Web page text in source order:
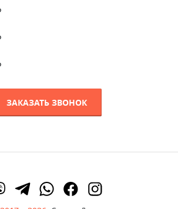
ЗАКАЗАТЬ ЗВОНОК